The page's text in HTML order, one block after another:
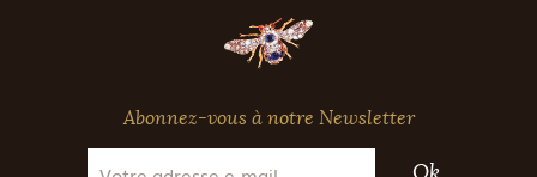
Abonnez-vous à notre Newsletter